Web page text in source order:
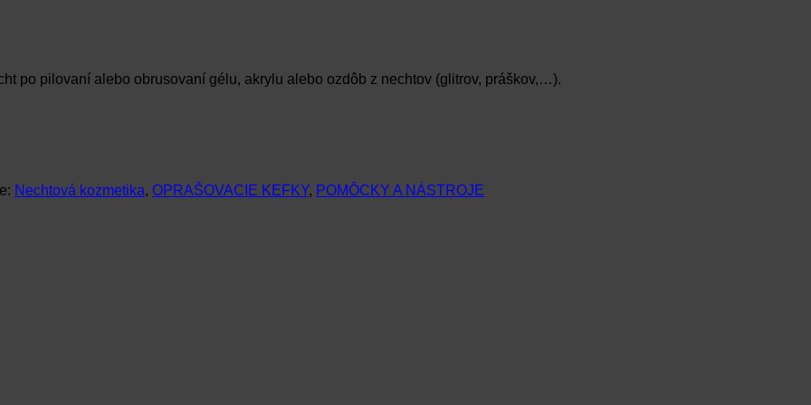
po pilovaní alebo obrusovaní gélu, akrylu alebo ozdôb z nechtov (glitrov, práškov,…).
Nechtová kozmetika, OPRAŠOVACIE KEFKY, POMÔCKY A NÁSTROJE